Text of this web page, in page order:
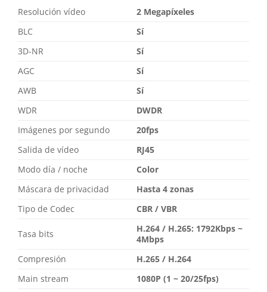
Resolución vídeo
2 Megapíxeles
BLC
Sí
3D-NR
Sí
AGC
Sí
AWB
Sí
WDR
DWDR
Imágenes por segundo
20fps
Salida de vídeo
RJ45
Modo día / noche
Color
Máscara de privacidad
Hasta 4 zonas
Tipo de Codec
CBR / VBR
Tasa bits
H.264 / H.265: 1792Kbps ~
4Mbps
Compresión
H.265 / H.264
Main stream
1080P (1 ~ 20/25fps)